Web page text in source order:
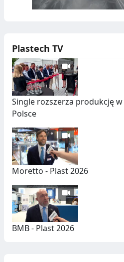
Plastech TV
Single rozszerza produkcję w
Polsce
Moretto - Plast 2026
BMB - Plast 2026